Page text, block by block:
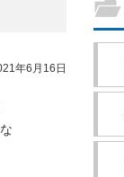
年6月16日